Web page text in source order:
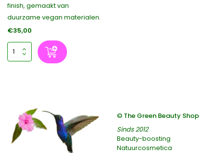
finish, gemaakt van
duurzame vegan materialen.
€35,00
© The Green Beauty Shop
Sinds 2012
Beauty-boosting
Natuurcosmetica